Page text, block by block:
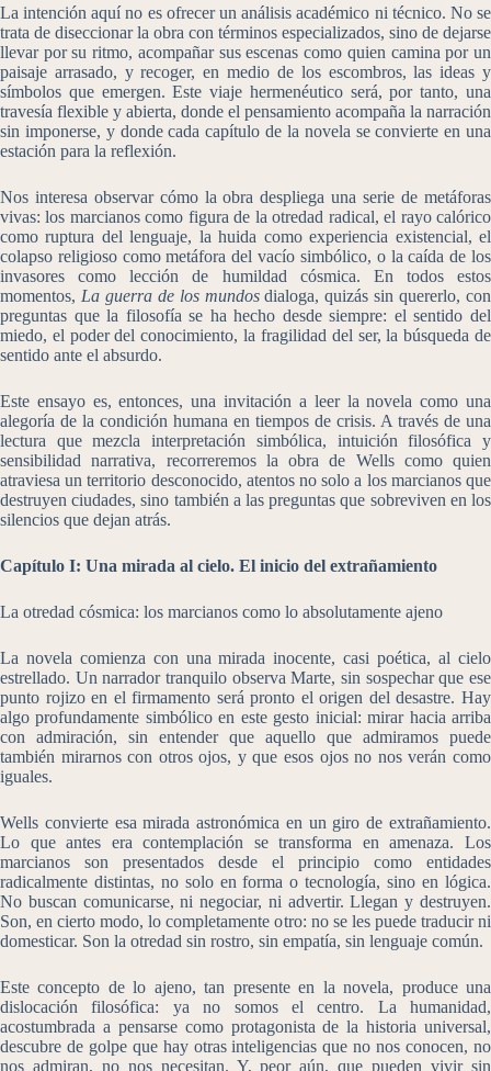
La intención aquí no es ofrecer un análisis académico ni técnico. No se
trata de diseccionar la obra con términos especializados, sino de dejarse
llevar por su ritmo, acompañar sus escenas como quien camina por un
paisaje arrasado, y recoger, en medio de los escombros, las ideas y
símbolos que emergen. Este viaje hermenéutico será, por tanto, una
travesía flexible y abierta, donde el pensamiento acompaña la narración
sin imponerse, y donde cada capítulo de la novela se convierte en una
estación para la reflexión.
Nos interesa observar cómo la obra despliega una serie de metáforas
vivas: los marcianos como figura de la otredad radical, el rayo calórico
como ruptura del lenguaje, la huida como experiencia existencial, el
colapso religioso como metáfora del vacío simbólico, o la caída de los
invasores como lección de humildad cósmica. En todos estos
momentos, La guerra de los mundosdialoga, quizás sin quererlo, con
preguntas que la filosofía se ha hecho desde siempre: el sentido del
miedo, el poder del conocimiento, la fragilidad del ser, la búsqueda de
sentido ante el absurdo.
Este ensayo es, entonces, una invitación a leer la novela como una
alegoría de la condición humana en tiempos de crisis. A través de una
lectura que mezcla interpretación simbólica, intuición filosófica y
sensibilidad narrativa, recorreremos la obra de Wells como quien
atraviesa un territorio desconocido, atentos no solo a los marcianos que
destruyen ciudades, sino también a las preguntas que sobreviven en los
silencios que dejan atrás.
Capítulo I: Una mirada al cielo. El inicio del extrañamiento
La otredad cósmica: los marcianos como lo absolutamente ajeno
La novela comienza con una mirada inocente, casi poética, al cielo
estrellado. Un narrador tranquilo observa Marte, sin sospechar que ese
punto rojizo en el firmamento será pronto el origen del desastre. Hay
algo profundamente simbólico en este gesto inicial: mirar hacia arriba
con admiración, sin entender que aquello que admiramos puede
también mirarnos con otros ojos, y que esos ojos no nos verán como
iguales.
Wells convierte esa mirada astronómica en un giro de extrañamiento.
Lo que antes era contemplación se transforma en amenaza. Los
marcianos son presentados desde el principio como entidades
radicalmente distintas, no solo en forma o tecnología, sino en lógica.
No buscan comunicarse, ni negociar, ni advertir. Llegan y destruyen.
Son, en cierto modo, lo completamente otro: no se les puede traducir ni
domesticar. Son la otredad sin rostro, sin empatía, sin lenguaje común.
Este concepto de lo ajeno, tan presente en la novela, produce una
dislocación filosófica: ya no somos el centro. La humanidad,
acostumbrada a pensarse como protagonista de la historia universal,
descubre de golpe que hay otras inteligencias que no nos conocen, no
nos admiran, no nos necesitan. Y, peor aún, que pueden vivir sin